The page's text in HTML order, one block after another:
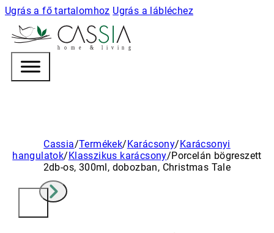
Ugrás a fő tartalomhoz Ugrás a lábléchez
h o m e & l i v i n g
Cassia/Termékek/Karácsony/Karácsonyi
hangulatok/Klasszikus karácsony/Porcelán bögreszett
2db-os, 300ml, dobozban, Christmas Tale